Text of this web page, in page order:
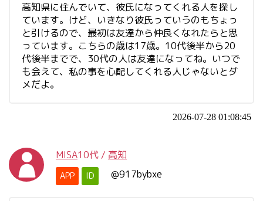
高知県に住んでいて、彼氏になってくれる人を探し
ています。けど、いきなり彼氏っていうのもちょっ
と引けるので、最初は友達から仲良くなれたらと思
っています。こちらの歳は17歳。10代後半から20
代後半までで、30代の人は友達になってね。いつで
も会えて、私の事を心配してくれる人じゃないとダ
メだよ。
2026-07-28 01:08:45
MISA10代 / 高知
APP ID @917bybxe